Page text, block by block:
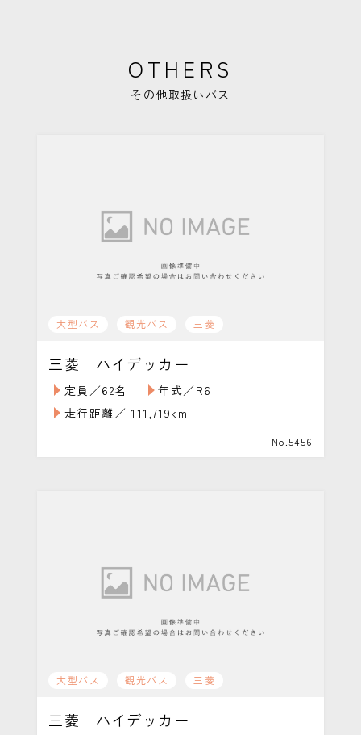
OTHERS
その他取扱いバス
大型バス 観光バス 三菱
三菱 ハイデッカー
定員／62名
年式／R6
走行距離／ 111,719km
No.5456
大型バス 観光バス 三菱
三菱 ハイデッカー